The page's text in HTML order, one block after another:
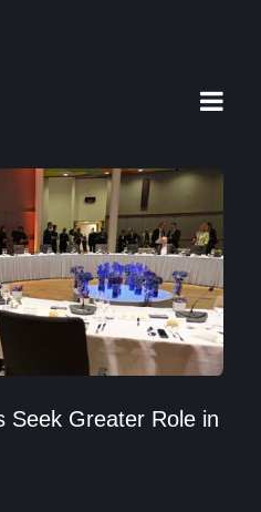
Seek Greater Role in